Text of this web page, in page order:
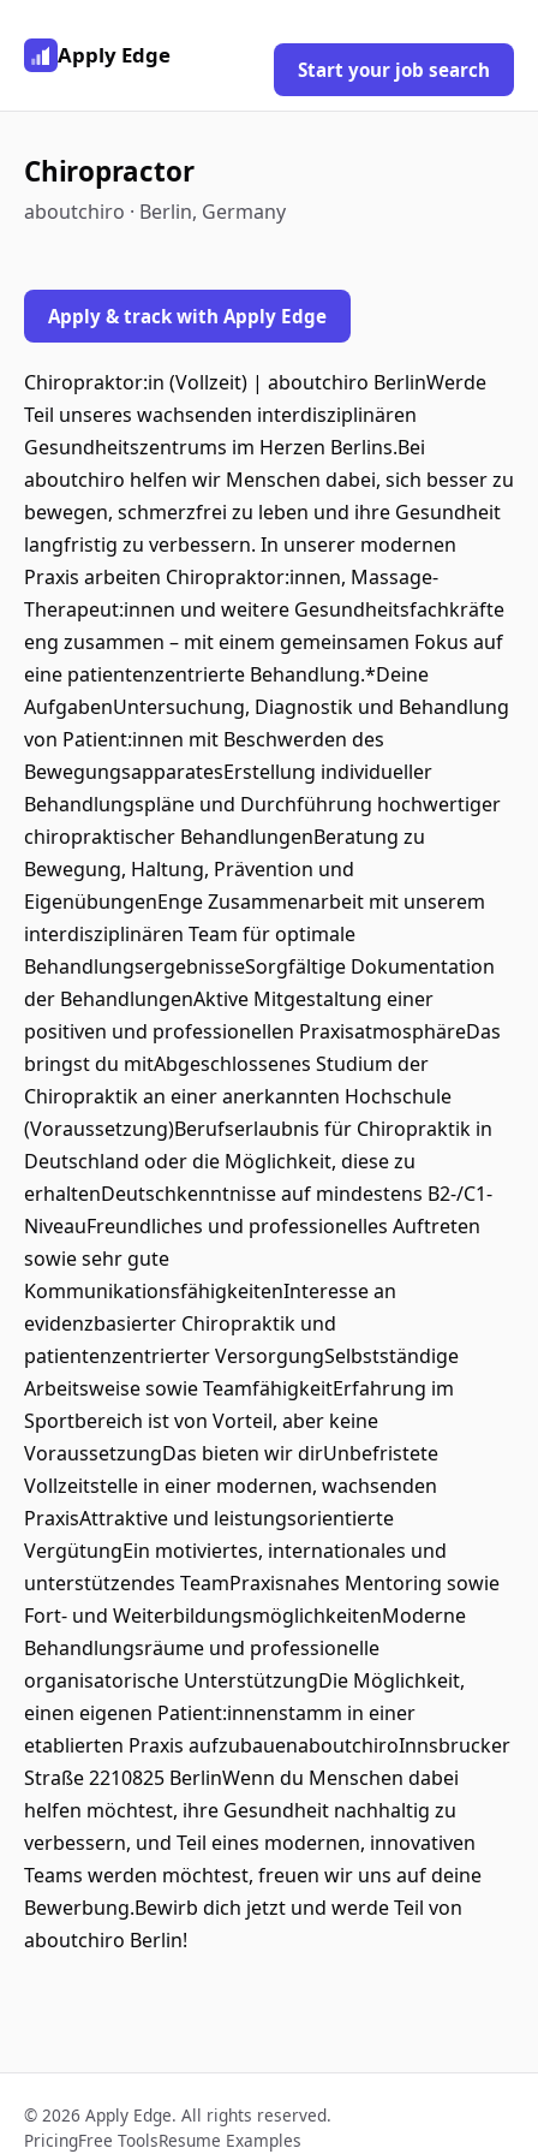
Apply Edge
Start your job search
Chiropractor
aboutchiro · Berlin, Germany
Apply & track with Apply Edge
Chiropraktor:in (Vollzeit) | aboutchiro BerlinWerde
Teil unseres wachsenden interdisziplinären
Gesundheitszentrums im Herzen Berlins.Bei
aboutchiro helfen wir Menschen dabei, sich besser zu
bewegen, schmerzfrei zu leben und ihre Gesundheit
langfristig zu verbessern. In unserer modernen
Praxis arbeiten Chiropraktor:innen, Massage-
Therapeut:innen und weitere Gesundheitsfachkräfte
eng zusammen – mit einem gemeinsamen Fokus auf
eine patientenzentrierte Behandlung.*Deine
AufgabenUntersuchung, Diagnostik und Behandlung
von Patient:innen mit Beschwerden des
BewegungsapparatesErstellung individueller
Behandlungspläne und Durchführung hochwertiger
chiropraktischer BehandlungenBeratung zu
Bewegung, Haltung, Prävention und
EigenübungenEnge Zusammenarbeit mit unserem
interdisziplinären Team für optimale
BehandlungsergebnisseSorgfältige Dokumentation
der BehandlungenAktive Mitgestaltung einer
positiven und professionellen PraxisatmosphäreDas
bringst du mitAbgeschlossenes Studium der
Chiropraktik an einer anerkannten Hochschule
(Voraussetzung)Berufserlaubnis für Chiropraktik in
Deutschland oder die Möglichkeit, diese zu
erhaltenDeutschkenntnisse auf mindestens B2-/C1-
NiveauFreundliches und professionelles Auftreten
sowie sehr gute
KommunikationsfähigkeitenInteresse an
evidenzbasierter Chiropraktik und
patientenzentrierter VersorgungSelbstständige
Arbeitsweise sowie TeamfähigkeitErfahrung im
Sportbereich ist von Vorteil, aber keine
VoraussetzungDas bieten wir dirUnbefristete
Vollzeitstelle in einer modernen, wachsenden
PraxisAttraktive und leistungsorientierte
VergütungEin motiviertes, internationales und
unterstützendes TeamPraxisnahes Mentoring sowie
Fort- und WeiterbildungsmöglichkeitenModerne
Behandlungsräume und professionelle
organisatorische UnterstützungDie Möglichkeit,
einen eigenen Patient:innenstamm in einer
etablierten Praxis aufzubauenaboutchiroInnsbrucker
Straße 2210825 BerlinWenn du Menschen dabei
helfen möchtest, ihre Gesundheit nachhaltig zu
verbessern, und Teil eines modernen, innovativen
Teams werden möchtest, freuen wir uns auf deine
Bewerbung.Bewirb dich jetzt und werde Teil von
aboutchiro Berlin!
© 2026 Apply Edge. All rights reserved.
PricingFree ToolsResume Examples